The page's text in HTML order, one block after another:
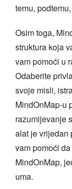
temu,
Osim toga,
struktura koja
vam pomoći u
Odaberite
svoje misli,
MindOnMap-u
razumijevanje
alat je vrijedan
vam pomoći
MindOnMap,
uma.